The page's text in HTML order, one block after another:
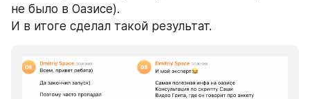
не было в Оазисе).
И в итоге сделал такой результат.